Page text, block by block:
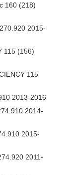
160 (218)
2015-
115 (156)
115
2013-2016
2014-
2015-
2011-